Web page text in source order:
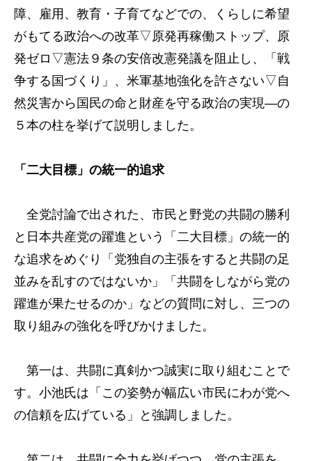
障、雇用、教育・子育てなどでの、くらしに希望
がもてる政治への改革▽原発再稼働ストップ、原
発ゼロ▽憲法９条の安倍改憲発議を阻止し、「戦
争する国づくり」、米軍基地強化を許さない▽自
然災害から国民の命と財産を守る政治の実現―の
５本の柱を挙げて説明しました。
「二大目標」の統一的追求
全党討論で出された、市民と野党の共闘の勝利
と日本共産党の躍進という「二大目標」の統一的
な追求をめぐり「党独自の主張をすると共闘の足
並みを乱すのではないか」「共闘をしながら党の
躍進が果たせるのか」などの質問に対し、三つの
取り組みの強化を呼びかけました。
第一は、共闘に真剣かつ誠実に取り組むことで
す。小池氏は「この姿勢が幅広い市民にわが党へ
の信頼を広げている」と強調しました。